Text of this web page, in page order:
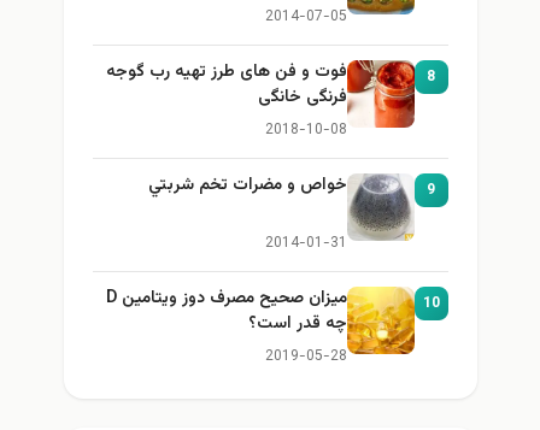
2014-07-05
8
فوت و فن های طرز تهیه رب گوجه
فرنگی خانگی
2018-10-08
9 خواص و مضرات تخم شربتي
2014-01-31
10
میزان صحیح مصرف دوز ویتامین D
چه قدر است؟
2019-05-28